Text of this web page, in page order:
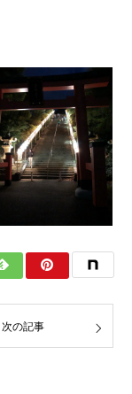
次の記事